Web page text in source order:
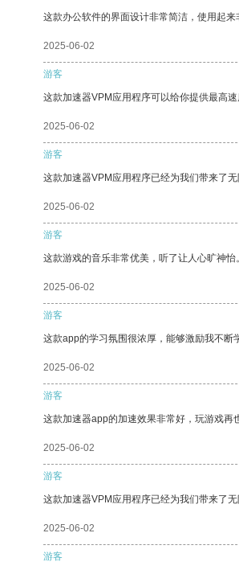
这款办公软件的界面设计非常简洁，使用起
2025-06-02
游客
这款加速器VPM应用程序可以给你提供最高
2025-06-02
游客
这款加速器VPM应用程序已经为我们带来了无
2025-06-02
游客
这款游戏的音乐非常优美，听了让人心旷神怡。
2025-06-02
游客
这款app的学习氛围很浓厚，能够激励我不断
2025-06-02
游客
这款加速器app的加速效果非常好，玩游戏再
2025-06-02
游客
这款加速器VPM应用程序已经为我们带来了无
2025-06-02
游客